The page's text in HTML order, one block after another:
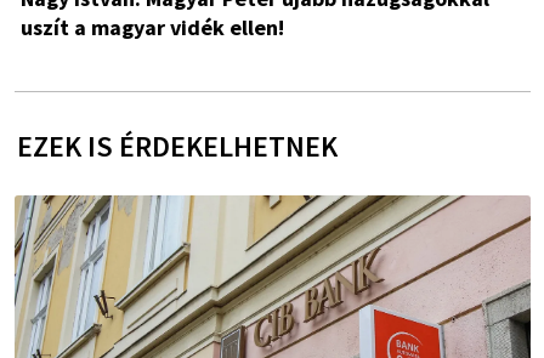
uszít a magyar vidék ellen!
EZEK IS ÉRDEKELHETNEK